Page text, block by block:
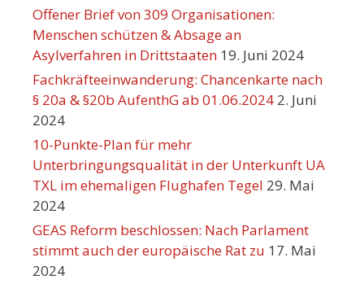
Offener Brief von 309 Organisationen:
Menschen schützen & Absage an
Asylverfahren in Drittstaaten 19. Juni 2024
Fachkräfteeinwanderung: Chancenkarte nach
§ 20a & §20b AufenthG ab 01.06.2024 2. Juni
2024
10-Punkte-Plan für mehr
Unterbringungsqualität in der Unterkunft UA
TXL im ehemaligen Flughafen Tegel 29. Mai
2024
GEAS Reform beschlossen: Nach Parlament
stimmt auch der europäische Rat zu 17. Mai
2024